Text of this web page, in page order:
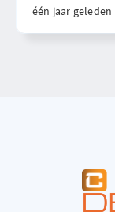
één jaar geleden